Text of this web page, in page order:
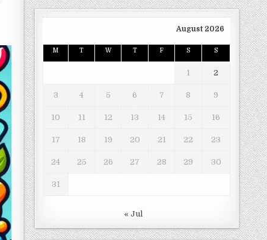
August 2026
M T W T F S S
1 2
3 4 5 6 7 8 9
10 11 12 13 14 15 16
17 18 19 20 21 22 23
24 25 26 27 28 29 30
31
« Jul